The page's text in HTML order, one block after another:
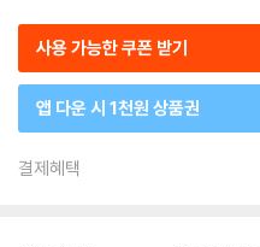
사용 가능한 쿠폰 받기
앱 다운 시 1천원 상품권
결제혜택